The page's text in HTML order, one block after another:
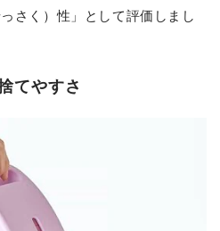
さく）性」として評価しまし
てやすさ